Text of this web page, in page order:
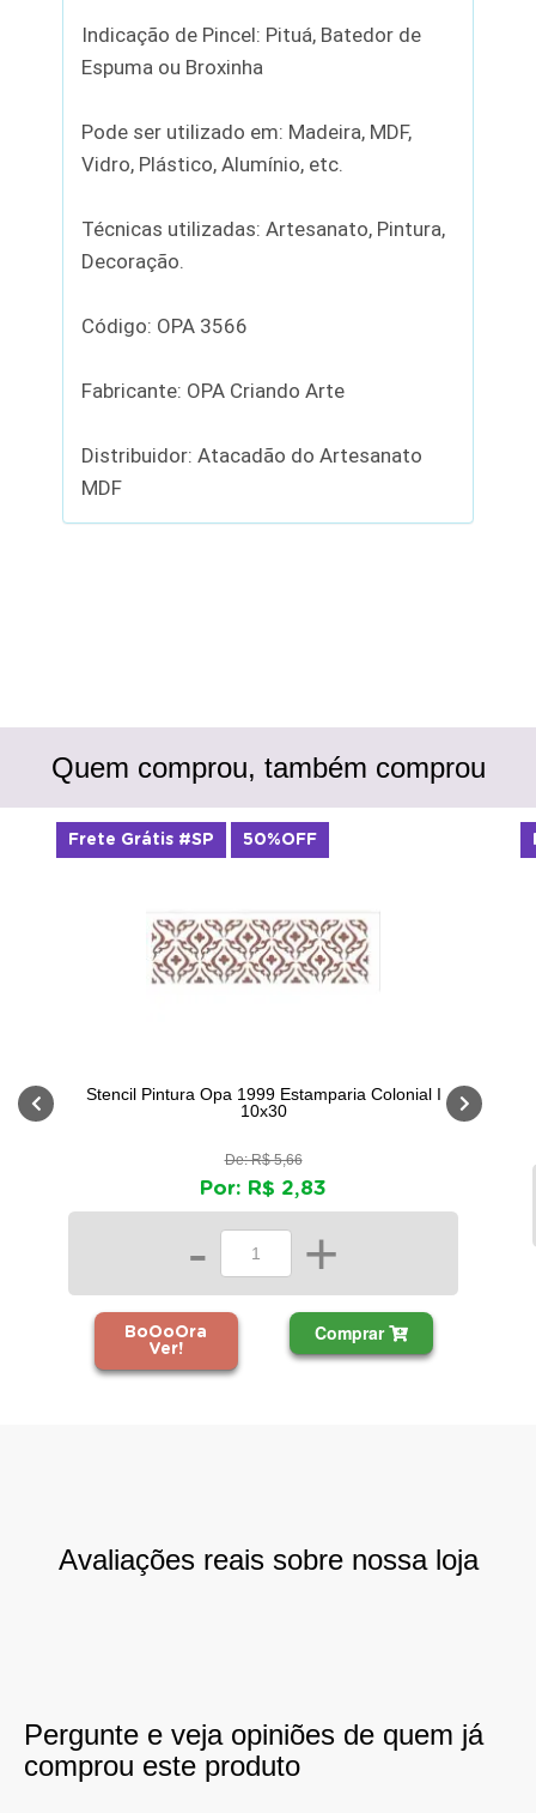
Indicação de Pincel: Pituá, Batedor de
Espuma ou Broxinha
Pode ser utilizado em: Madeira, MDF,
Vidro, Plástico, Alumínio, etc.
Técnicas utilizadas: Artesanato, Pintura,
Decoração.
Código: OPA 3566
Fabricante: OPA Criando Arte
Distribuidor: Atacadão do Artesanato
MDF
Quem comprou, também comprou
Stencil Pintura Opa 1999 Estamparia Colonial I
10x30
De: R$ 5,66
Por: R$ 2,83
- +
BoOoOra
Ver!
Comprar
Frete Grátis #SP 50%OFF
Avaliações reais sobre nossa loja
Pergunte e veja opiniões de quem já
comprou este produto